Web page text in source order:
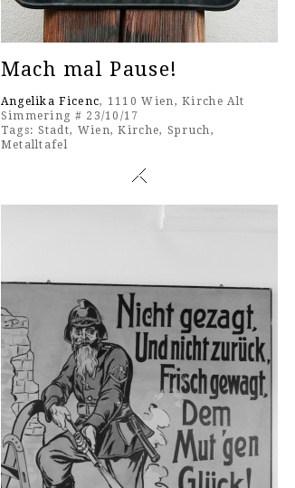
Mach mal Pause!
Angelika Ficenc, 1110 Wien, Kirche Alt
Simmering # 23/10/17
Tags: Stadt, Wien,Kirche, Spruch,
Metalltafel